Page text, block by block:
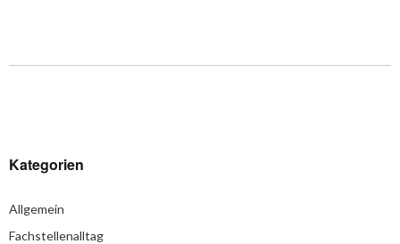
Kategorien
Allgemein
Fachstellenalltag